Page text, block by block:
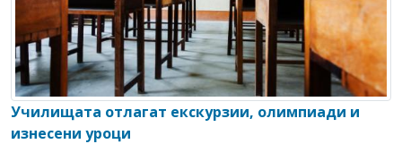
Училищата отлагат екскурзии, олимпиади и
изнесени уроци